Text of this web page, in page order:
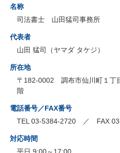
名称
司法書士 山田猛司事務所
代表者
山田 猛司（ヤマダ タケジ）
所在地
〒182-0002 調布市仙川町１丁
階
電話番号／FAX番号
TEL 03-5384-2720 ／ FAX
対応時間